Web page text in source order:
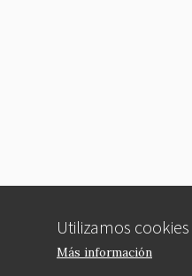
Utilizamos
Más información